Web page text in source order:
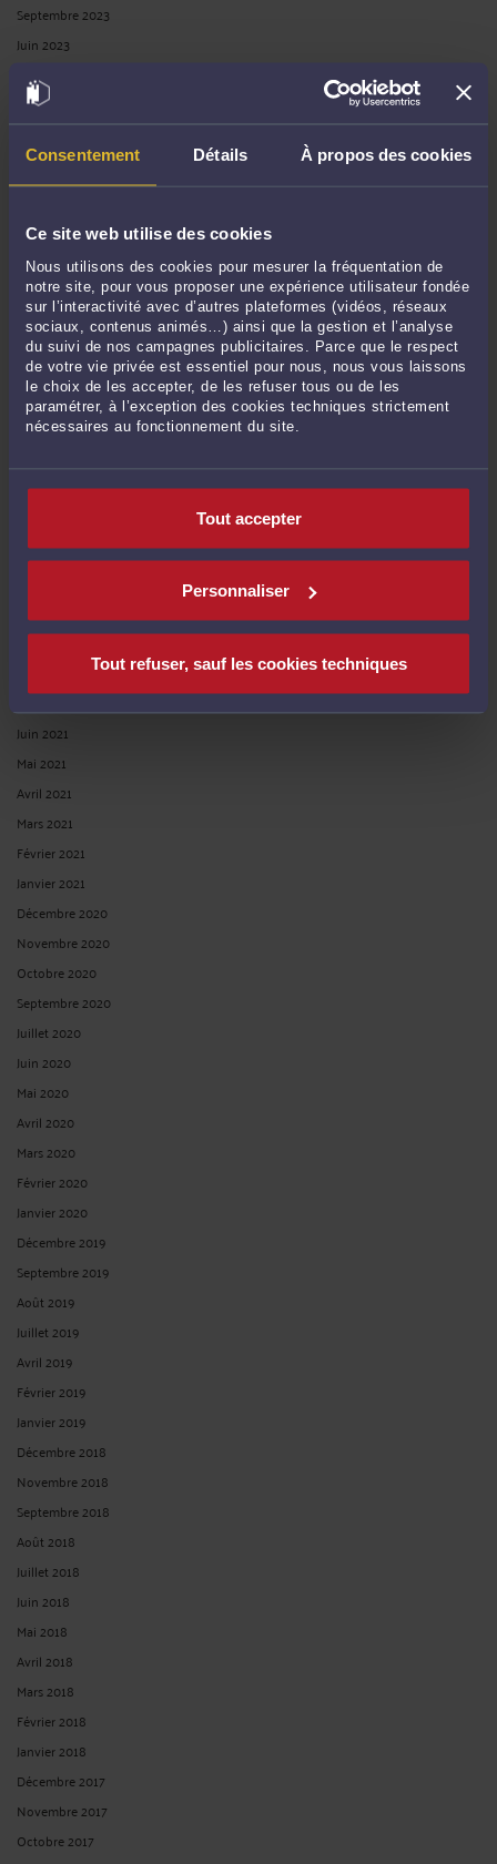
Consentement Détails À propos des cookies
Ce site web utilise des cookies
Nous utilisons des cookies pour mesurer la fréquentation de
notre site, pour vous proposer une expérience utilisateur fondée
sur l’interactivité avec d’autres plateformes (vidéos, réseaux
sociaux, contenus animés…) ainsi que la gestion et l’analyse
du suivi de nos campagnes publicitaires. Parce que le respect
de votre vie privée est essentiel pour nous, nous vous laissons
le choix de les accepter, de les refuser tous ou de les
paramétrer, à l’exception des cookies techniques strictement
nécessaires au fonctionnement du site.
Tout accepter
Personnaliser
Tout refuser, sauf les cookies techniques
Septembre 2023
Juin 2023
Avril 2023
Février 2023
Décembre 2022
Novembre 2022
Septembre 2022
Août 2022
Juillet 2022
Juin 2022
Mai 2022
Avril 2022
Mars 2022
Février 2022
Décembre 2021
Septembre 2021
Juin 2021
Mai 2021
Avril 2021
Mars 2021
Février 2021
Janvier 2021
Décembre 2020
Novembre 2020
Octobre 2020
Septembre 2020
Juillet 2020
Juin 2020
Mai 2020
Avril 2020
Mars 2020
Février 2020
Janvier 2020
Décembre 2019
Septembre 2019
Août 2019
Juillet 2019
Avril 2019
Février 2019
Janvier 2019
Décembre 2018
Novembre 2018
Septembre 2018
Août 2018
Juillet 2018
Juin 2018
Mai 2018
Avril 2018
Mars 2018
Février 2018
Janvier 2018
Décembre 2017
Novembre 2017
Octobre 2017